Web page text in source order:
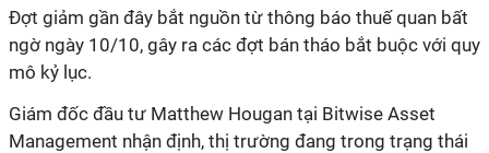
Đợt giảm gần đây bắt nguồn từ thông báo thuế quan bất
ngờ ngày 10/10, gây ra các đợt bán tháo bắt buộc với quy
mô kỷ lục.
Giám đốc đầu tư Matthew Hougan tại Bitwise Asset
Management nhận định, thị trường đang trong trạng thái